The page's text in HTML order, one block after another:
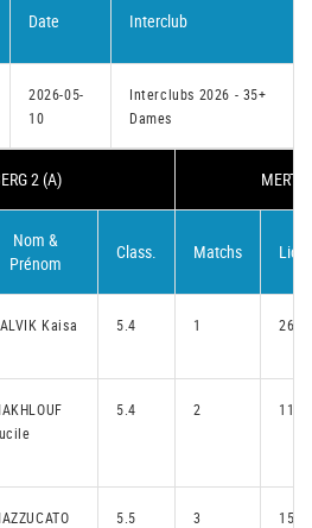
Date Interclub
2026-05-
10
Interclubs 2026 - 35+
Dames
2 (A)
Nom &
Prénom
Class. Matchs
Kaisa 5.4 1
5.4 2
5.5 3